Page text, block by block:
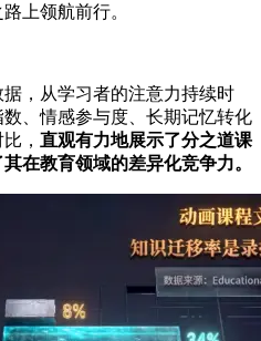
上领航前行。
，从学习者的注意力持续时
、情感参与度、长期记忆转化
， 直观有力地展示了分之道课
在教育领域的差异化竞争力。